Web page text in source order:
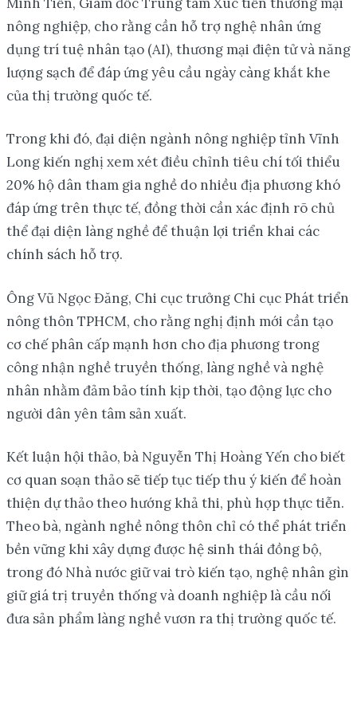
nông nghiệp, cho rằng cần hỗ trợ nghệ nhân ứng
dụng trí tuệ nhân tạo (AI), thương mại điện tử và năng
lượng sạch để đáp ứng yêu cầu ngày càng khắt khe
của thị trường quốc tế.
Trong khi đó, đại diện ngành nông nghiệp tỉnh Vĩnh
Long kiến nghị xem xét điều chỉnh tiêu chí tối thiểu
20% hộ dân tham gia nghề do nhiều địa phương khó
đáp ứng trên thực tế, đồng thời cần xác định rõ chủ
thể đại diện làng nghề để thuận lợi triển khai các
chính sách hỗ trợ.
Ông Vũ Ngọc Đăng, Chi cục trưởng Chi cục Phát triển
nông thôn TPHCM, cho rằng nghị định mới cần tạo
cơ chế phân cấp mạnh hơn cho địa phương trong
công nhận nghề truyền thống, làng nghề và nghệ
nhân nhằm đảm bảo tính kịp thời, tạo động lực cho
người dân yên tâm sản xuất.
Kết luận hội thảo, bà Nguyễn Thị Hoàng Yến cho biết
cơ quan soạn thảo sẽ tiếp tục tiếp thu ý kiến để hoàn
thiện dự thảo theo hướng khả thi, phù hợp thực tiễn.
Theo bà, ngành nghề nông thôn chỉ có thể phát triển
bền vững khi xây dựng được hệ sinh thái đồng bộ,
trong đó Nhà nước giữ vai trò kiến tạo, nghệ nhân gìn
giữ giá trị truyền thống và doanh nghiệp là cầu nối
đưa sản phẩm làng nghề vươn ra thị trường quốc tế.